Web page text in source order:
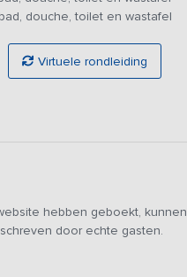
boxspring bedden.
en beschikken ook beide over
terras terecht. Hier kun je
douche, toilet en wastafel
Virtuele rondleiding
hebben geboekt,
door echte gasten.